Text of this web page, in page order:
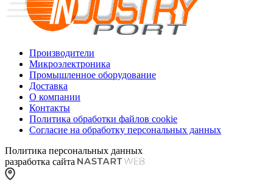
Производители
Микроэлектроника
Промышленное оборудование
Доставка
О компании
Контакты
Политика обработки файлов cookie
Согласие на обработку персональных данных
Политика персональных данных
разработка сайта